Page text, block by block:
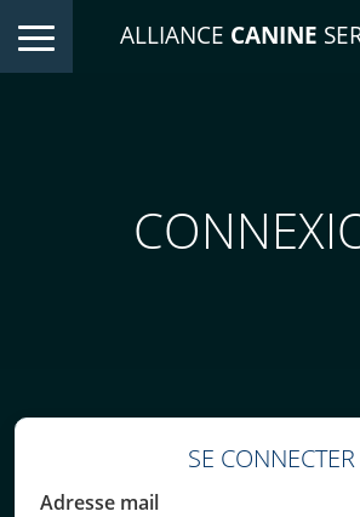
ALLIANCE CANINE
SE CONNECTER
Adresse mail